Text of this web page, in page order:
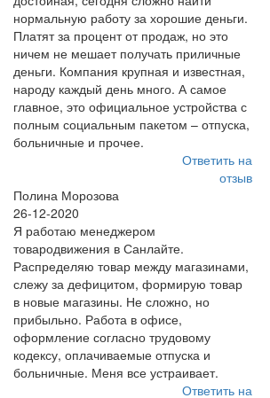
нормальную работу за хорошие деньги.
Платят за процент от продаж, но это
ничем не мешает получать приличные
деньги. Компания крупная и известная,
народу каждый день много. А самое
главное, это официальное устройства с
полным социальным пакетом – отпуска,
больничные и прочее.
Ответить на
отзыв
Полина Морозова
26-12-2020
Я работаю менеджером
товародвижения в Санлайте.
Распределяю товар между магазинами,
слежу за дефицитом, формирую товар
в новые магазины. Не сложно, но
прибыльно. Работа в офисе,
оформление согласно трудовому
кодексу, оплачиваемые отпуска и
больничные. Меня все устраивает.
Ответить на